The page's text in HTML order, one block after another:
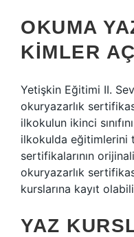
OKUMA
KIMLER
Yetişkin Eğitimi II.
okuryazarlık
ilkokulun ikinci
ilkokulda eğitimlerini
sertifikalarının
okuryazarlık
kurslarına kayıt
YAZ